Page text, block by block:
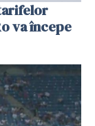
va începe